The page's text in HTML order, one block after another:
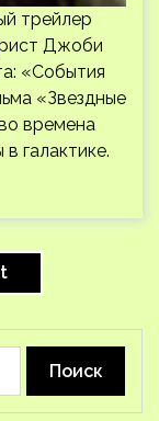
трейлер
Джоби
«События
«Звездные
времена
галактике.